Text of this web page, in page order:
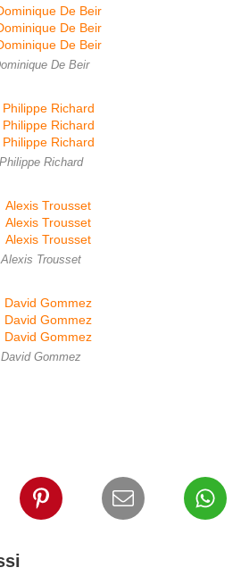
De Beir
Philippe Richard
Alexis Trousset
David Gommez